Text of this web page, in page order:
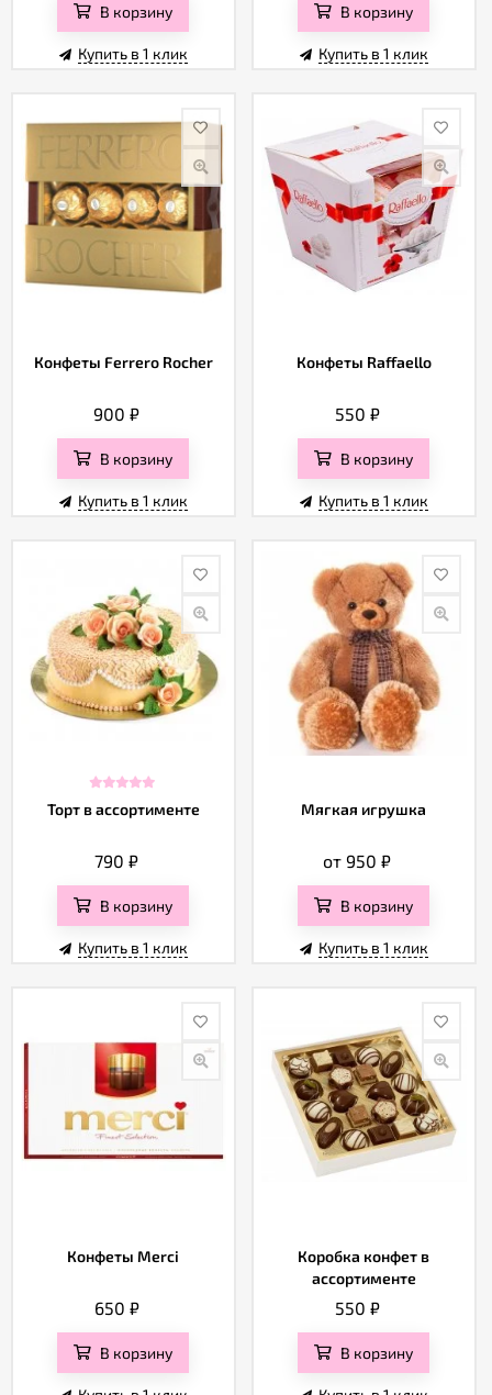
В корзину
Купить в 1 клик
В корзину
Купить в 1 клик
Конфеты Ferrero Rocher
900₽
В корзину
Купить в 1 клик
Конфеты Raffaello
550 ₽
В корзину
Купить в 1 клик
Торт в ассортименте
790₽
В корзину
Купить в 1 клик
Мягкая игрушка
от 950₽
В корзину
Купить в 1 клик
Конфеты Merci
650 ₽
В корзину
Коробка конфет в
ассортименте
550 ₽
В корзину